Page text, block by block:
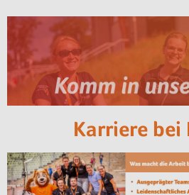
Karriere bei